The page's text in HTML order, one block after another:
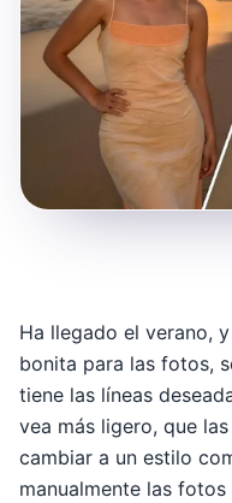
Ha llegado el verano,
bonita para las fotos,
tiene las líneas
vea más ligero, que
cambiar a un estilo
manualmente las